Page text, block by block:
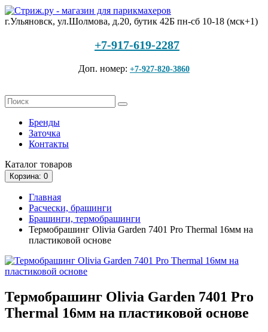
г.Ульяновск, ул.Шолмова, д.20, бутик 42Б пн-сб 10-18 (мск+1)
+7-917-619-2287
Доп. номер: +7-927-820-3860
Бренды
Заточка
Контакты
Каталог товаров
Корзина: 0
Главная
Расчески, брашинги
Брашинги, термобрашинги
Термобрашинг Olivia Garden 7401 Pro Thermal 16мм на
пластиковой основе
Термобрашинг Olivia Garden 7401 Pro
Thermal 16мм на пластиковой основе